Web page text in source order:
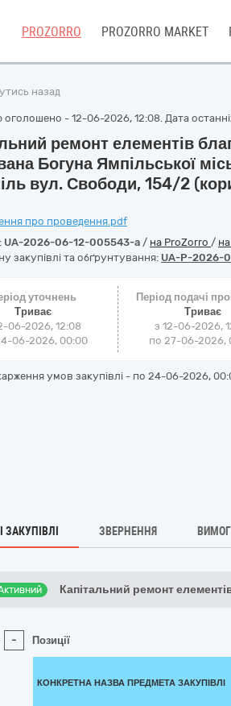
PROZORRO PROZORRO MARKET
назад
оголошено - 12-06-2026, 12:08. Дата
ремонт елементів
Богуна Ямпільської
вул. Свободи, 154/2
про проведення.pdf
UA-2026-06-12-005543-a / на ProZorro /
закупівлі та обґрунтування: UA-P-2026-
уточнень
Триває
06-2026, 12:08
06-2026, 00:00
Період подачі
Триває
з 12-06-2026,
по 27-06-2026,
умов закупівлі - по 24-06-2026,
ЗАКУПІВЛІ ЗВЕРНЕННЯ
Капітальний ремонт
- Позиції
КОНКРЕТНА НАЗВА ПРЕДМЕТА ЗАКУПІВЛІ